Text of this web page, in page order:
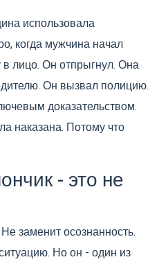
использовала
когда мужчина начал
лицо. Он отпрыгнул. Она
Он вызвал полицию.
доказательством.
наказана. Потому что
- это не
заменит осознанность.
Но он - один из